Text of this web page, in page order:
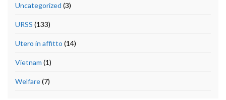
Uncategorized (3)
URSS (133)
Utero in affitto (14)
Vietnam (1)
Welfare(7)